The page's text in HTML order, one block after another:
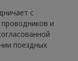
с
и
поездных